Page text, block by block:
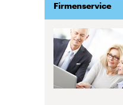
Firmenservice